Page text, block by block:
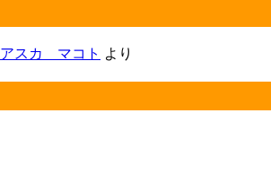
アスカ マコト より